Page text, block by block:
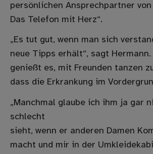
persönlichen Ansprechpartner von
Das Telefon mit Herz“.
„Es tut gut, wenn man sich
neue Tipps erhält“, sagt
genießt es, mit Freunden tanzen
dass die Erkrankung im
„Manchmal glaube ich ihm ja gar
schlecht
sieht, wenn er anderen Damen
macht und mir in der